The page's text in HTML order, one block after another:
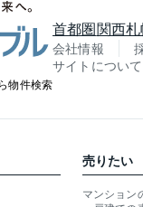
物件検索
首都圏関西
会社情報
サイトについ
売りたい
マンション